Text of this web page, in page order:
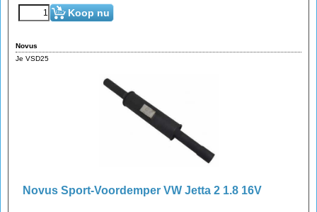
Koop nu
Novus
Je VSD25
Novus Sport-Voordemper VW Jetta 2 1.8 16V